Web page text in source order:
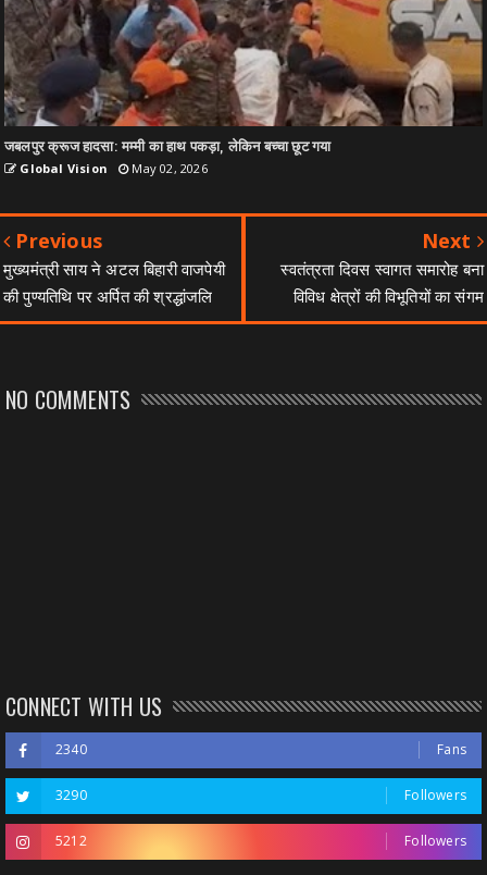
जबलपुर क्रूज हादसा: मम्मी का हाथ पकड़ा, लेकिन बच्चा छूट गया
Global Vision May 02, 2026
Previous
मुख्यमंत्री साय ने अटल बिहारी वाजपेयी
की पुण्यतिथि पर अर्पित की श्रद्धांजलि
Next
स्वतंत्रता दिवस स्वागत समारोह बना
विविध क्षेत्रों की विभूतियों का संगम
NO COMMENTS
CONNECT WITH US
2340 Fans
3290 Followers
5212 Followers